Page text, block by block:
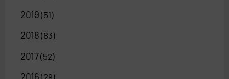
2019 (51)
2018 (83)
2017(52)
2016 (29)